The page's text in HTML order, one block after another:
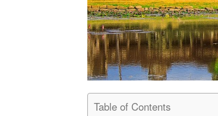
Table of Contents